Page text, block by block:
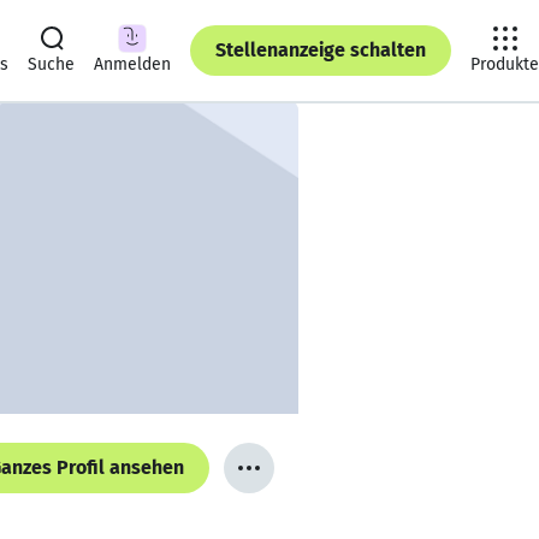
Suche Anmelden
Stellenanzeige schalten
Produkte
Profil ansehen